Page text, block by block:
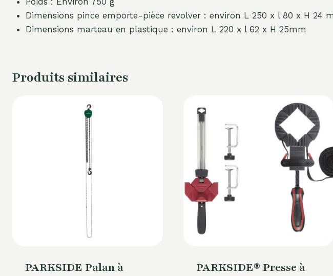
Dimensions pince emporte-pièce revolver : environ L 250 x l 80 x H 24
Dimensions marteau en plastique : environ L 220 x l 62 x H 25mm
Produits similaires
PARKSIDE Palan à
PARKSIDE® Presse à